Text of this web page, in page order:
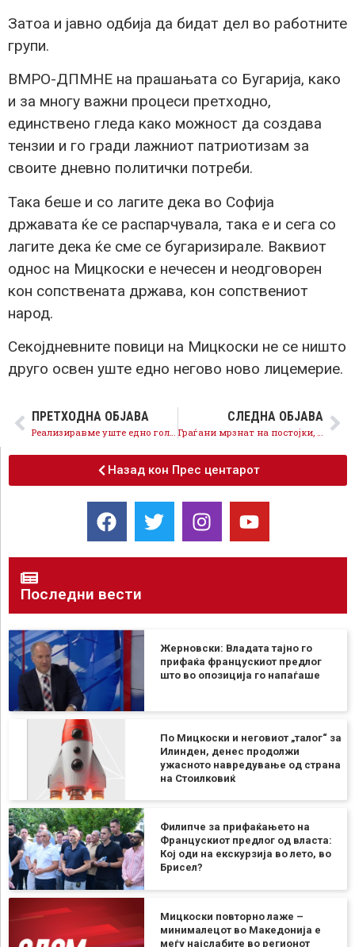
Затоа и јавно одбија да бидат дел во работните
групи.
ВМРО-ДПМНЕ на прашањата со Бугарија, како
и за многу важни процеси претходно,
единствено гледа како можност да создава
тензии и го гради лажниот патриотизам за
своите дневно политички потреби.
Така беше и со лагите дека во Софија
државата ќе се распарчувала, така е и сега со
лагите дека ќе сме се бугаризирале. Ваквиот
однос на Мицкоски е нечесен и неодговорен
кон сопствената држава, кон сопствениот
народ.
Секојдневните повици на Мицкоски не се ништо
друго освен уште едно негово ново лицемерие.
ПРЕТХОДНА ОБЈАВА
Реализиравме уште едно големо ветување, минималната плата ја зголемуваме на 18.000 денари
СЛЕДНА ОБЈАВА
Граѓани мрзнат на постојки, цели населби отсечени, крах на јавниот превоз во Скопје, Арсовска не знае да менаџира
Назад кон Прес центарот
Последни вести
Жерновски: Владата тајно го
прифаќа францускиот предлог
што во опозиција го напаѓаше
По Мицкоски и неговиот „талог“ за
Илинден, денес продолжи
ужасното навредување од страна
на Стоилковиќ
Филипче за прифаќањето на
Францускиот предлог од власта:
Кој оди на екскурзија во лето, во
Брисел?
Мицкоски повторно лаже –
минималецот во Македонија е
меѓу најслабите во регионот